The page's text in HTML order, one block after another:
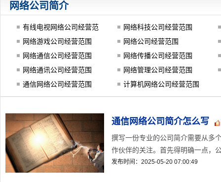
网络公司简介
有线电视网络公司经营范
围
网络科技公司经营范围
网络游戏公司经营范围
网络公司经营范围
网络通信公司经营范围
网络传播公司经营范围
网络通讯公司经营范围
网络管理公司经营范围
通信网络公司经营范围
计算机网络公司经营范围
通信网络公司简介怎么写
撰写一份专业的公司简介需要从多
作伙伴的关注。首先得明确一点，
发布时间：2025-05-20 07:00:49